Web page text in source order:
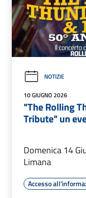
NOTIZIE
10 GIUGNO 2026
"The Rolling
Tribute" un
Domenica 14
Limana
Accesso